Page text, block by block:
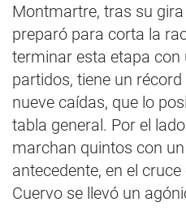
Montmartre, tras su
preparó para corta la
terminar esta etapa con
partidos, tiene un
nueve caídas, que lo
tabla general. Por el
marchan quintos con
antecedente, en el
Cuervo se llevó un